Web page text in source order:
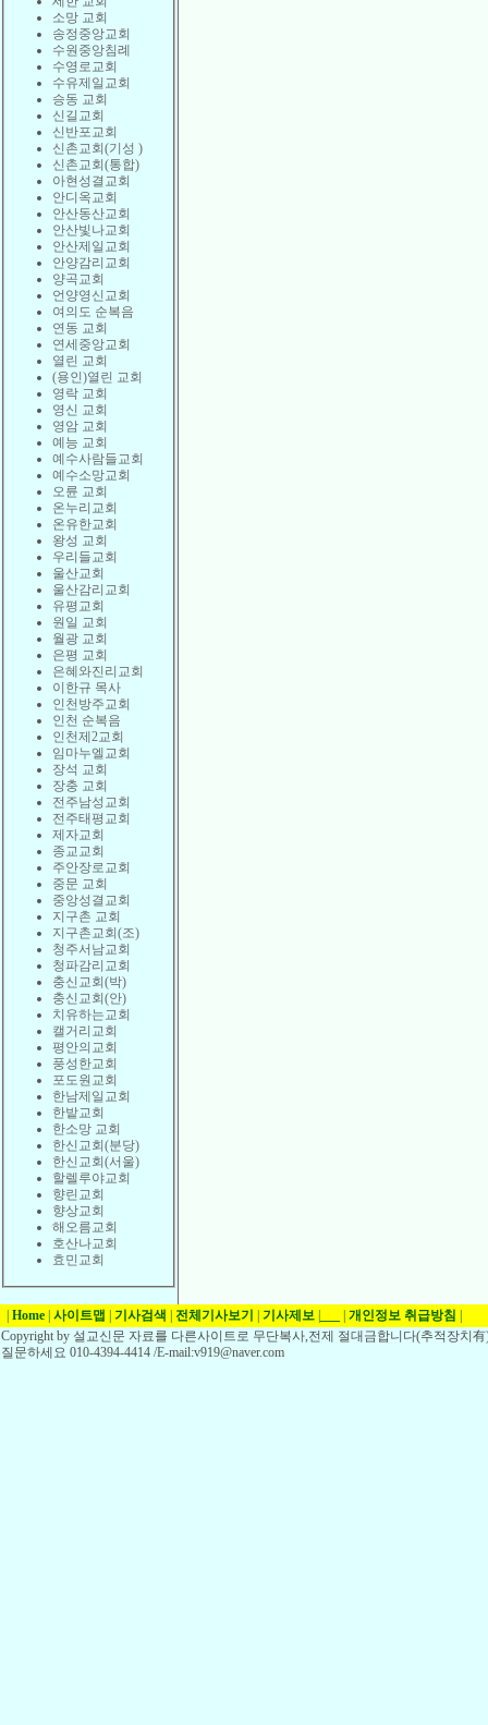
소망 교회
송정중앙교회
수원중앙침례
수영로교회
수유제일교회
승동 교회
신길교회
신반포교회
신촌교회(기성 )
신촌교회(통합)
아현성결교회
안디옥교회
안산동산교회
안산빛나교회
안산제일교회
안양감리교회
양곡교회
언양영신교회
여의도 순복음
연동 교회
연세중앙교회
열린 교회
(용인)열린 교회
영락 교회
영신 교회
영암 교회
예능 교회
예수사람들교회
예수소망교회
오륜 교회
온누리교회
온유한교회
왕성 교회
우리들교회
울산교회
울산감리교회
유평교회
원일 교회
월광 교회
은평 교회
은혜와진리교회
이한규 목사
인천방주교회
인천 순복음
인천제2교회
임마누엘교회
장석 교회
장충 교회
전주남성교회
전주태평교회
제자교회
종교교회
주안장로교회
중문 교회
중앙성결교회
지구촌 교회
지구촌교회(조)
청주서남교회
청파감리교회
충신교회(박)
충신교회(안)
치유하는교회
캘거리교회
평안의교회
풍성한교회
포도원교회
한남제일교회
한밭교회
한소망 교회
한신교회(분당)
한신교회(서울)
할렐루야교회
향린교회
향상교회
해오름교회
호산나교회
효민교회
Home 사이트맵 기사검색 전체기사보기 기사제보 개인정보 취급방침
Copyright by 설교신문 자료를 다른사이트로 무단복사,전제 절대금합니다(추적장치
질문하세요 010-4394-4414 /E-mail:v919@naver.com